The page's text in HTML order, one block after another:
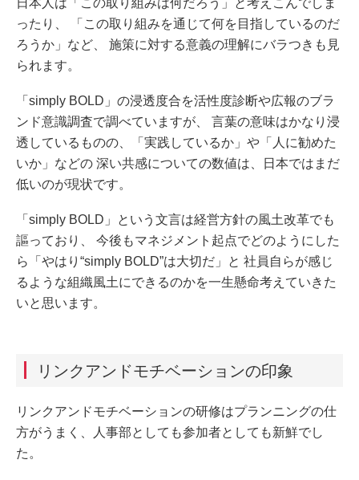
ったり、 「この取り組みを通じて何を目指しているのだ
ろうか」など、 施策に対する意義の理解にバラつきも見
られます。
「simply BOLD」の浸透度合を活性度診断や広報のブラ
ンド意識調査で調べていますが、 言葉の意味はかなり浸
透しているものの、「実践しているか」や「人に勧めた
いか」などの 深い共感についての数値は、日本ではまだ
低いのが現状です。
「simply BOLD」という文言は経営方針の風土改革でも
謳っており、 今後もマネジメント起点でどのようにした
ら「やはり“simply BOLD”は大切だ」と 社員自らが感じ
るような組織風土にできるのかを一生懸命考えていきた
いと思います。
リンクアンドモチベーションの印象
リンクアンドモチベーションの研修はプランニングの仕
方がうまく、人事部としても参加者としても新鮮でし
た。